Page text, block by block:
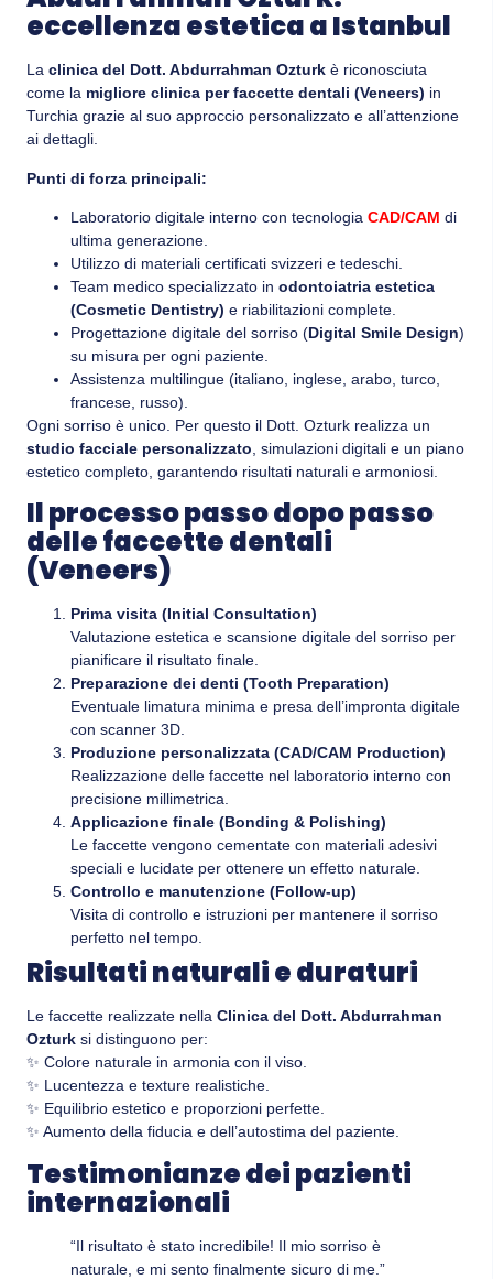
eccellenza estetica a Istanbul
La clinica del Dott. Abdurrahman Ozturk è riconosciuta
come la migliore clinica per faccette dentali (Veneers) in
Turchia grazie al suo approccio personalizzato e all’attenzione
ai dettagli.
Punti di forza principali:
Laboratorio digitale interno con tecnologia CAD/CAM di
ultima generazione.
Utilizzo di materiali certificati svizzeri e tedeschi.
Team medico specializzato in odontoiatria estetica
(Cosmetic Dentistry) e riabilitazioni complete.
Progettazione digitale del sorriso (Digital Smile Design)
su misura per ogni paziente.
Assistenza multilingue (italiano, inglese, arabo, turco,
francese, russo).
Ogni sorriso è unico. Per questo il Dott. Ozturk realizza un
studio facciale personalizzato , simulazioni digitali e un piano
estetico completo, garantendo risultati naturali e armoniosi.
Il processo passo dopo passo
delle faccette dentali
(Veneers)
Prima visita (Initial Consultation)
Valutazione estetica e scansione digitale del sorriso per
pianificare il risultato finale.
Preparazione dei denti (Tooth Preparation)
Eventuale limatura minima e presa dell’impronta digitale
con scanner 3D.
Produzione personalizzata (CAD/CAM Production)
Realizzazione delle faccette nel laboratorio interno con
precisione millimetrica.
Applicazione finale (Bonding & Polishing)
Le faccette vengono cementate con materiali adesivi
speciali e lucidate per ottenere un effetto naturale.
Controllo e manutenzione (Follow-up)
Visita di controllo e istruzioni per mantenere il sorriso
perfetto nel tempo.
Risultati naturali e duraturi
Le faccette realizzate nella Clinica del Dott. Abdurrahman
Ozturk si distinguono per:
✨ Colore naturale in armonia con il viso.
✨ Lucentezza e texture realistiche.
✨ Equilibrio estetico e proporzioni perfette.
✨ Aumento della fiducia e dell’autostima del paziente.
Testimonianze dei pazienti
internazionali
“Il risultato è stato incredibile! Il mio sorriso è
naturale, e mi sento finalmente sicuro di me.”